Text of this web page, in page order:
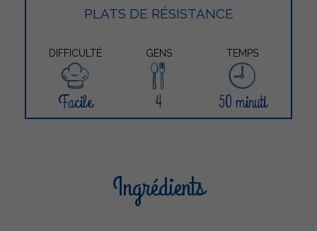
PLATS DE RÉSISTANCE
DIFFICULTÉ GENS TEMPS
Facile 4 50 minuti
Ingrédients